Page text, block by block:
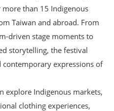
than 15 Indigenous
Taiwan and abroad. From
driven stage moments to
storytelling, the festival
expressions of
explore Indigenous markets,
clothing experiences,